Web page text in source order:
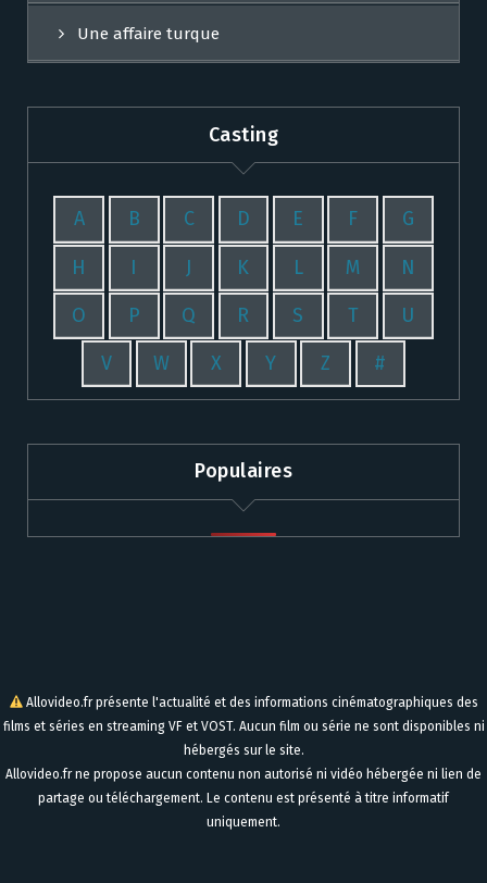
Une affaire turque
Casting
A B C D E F G
H I J K L M N
O P Q R S T U
V W X Y Z #
Populaires
Allovideo.fr présente l'actualité et des informations cinématographiques des
films et séries en streaming VF et VOST. Aucun film ou série ne sont disponibles ni
hébergés sur le site.
Allovideo.fr ne propose aucun contenu non autorisé ni vidéo hébergée ni lien de
partage ou téléchargement. Le contenu est présenté à titre informatif
uniquement.